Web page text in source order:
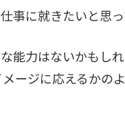
事に就きたいと思っ
な能力はないかもし
ージに応えるかの